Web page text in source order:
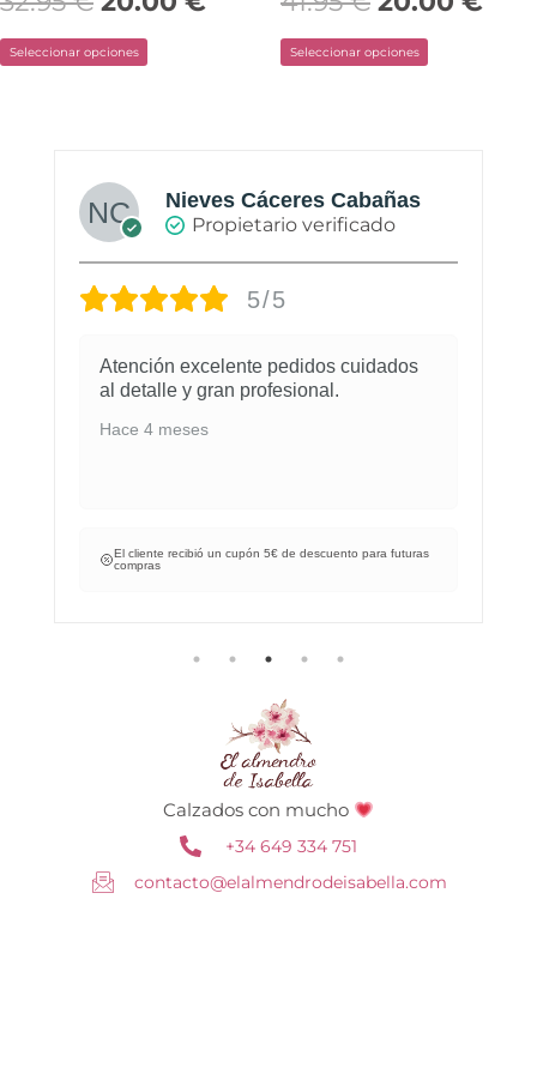
Seleccionar opciones
producto
Seleccionar opciones
producto
Nieves Cáceres Cabañas
Propietario verificado
5/5
Atención excelente pedidos cuidados
al detalle y gran profesional.
Hace 4 meses
El cliente recibió un cupón 5€ de descuento para futuras
compras
Calzados con mucho
+34 649 334 751
contacto@elalmendrodeisabella.com